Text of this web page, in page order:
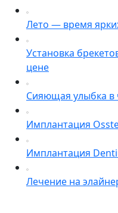
Лето — время
Установка
цене
Сияющая улыбка в
Имплантация
Имплантация
Лечение на